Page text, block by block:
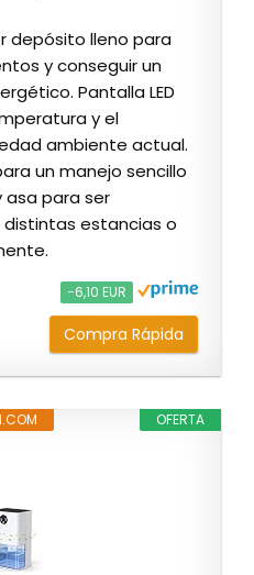
depósito lleno para
y conseguir un
Pantalla LED
y el
ambiente actual.
un manejo sencillo
asa para ser
estancias o
−6,10 EUR
Compra Rápida
OFERTA